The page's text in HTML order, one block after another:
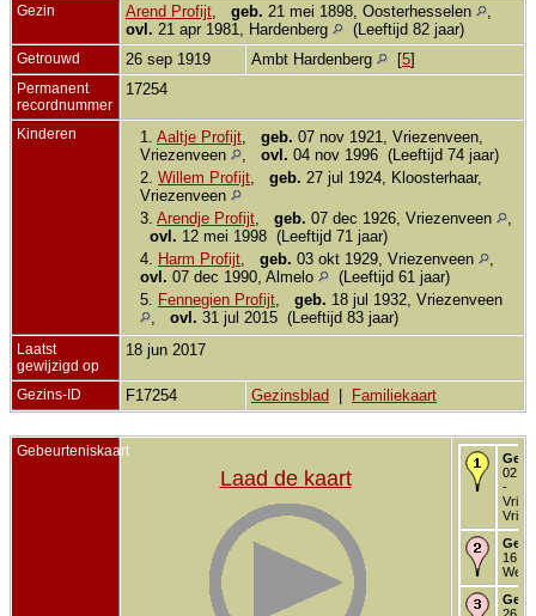
Gezin Arend Profijt geb. 21 mei 1898, Oosterhesselen
ovl. 21 apr 1981, Hardenberg (Leeftijd 82 jaar)
Getrouwd 26 sep 1919 Ambt Hardenberg [5]
Permanent
recordnummer
17254
Kinderen 1. Aaltje Profijt geb. 07 nov 1921, Vriezenveen,
Vriezenveen
ovl. 04 nov 1996 (Leeftijd 74 jaar)
2. Willem Profijt geb. 27 jul 1924, Kloosterhaar,
Vriezenveen
3. Arendje Profijt geb. 07 dec 1926, Vriezenveen
ovl. 12 mei 1998 (Leeftijd 71 jaar)
4.
Harm Profijt geb. 03 okt 1929, Vriezenveen
ovl. 07 dec 1990, Almelo
(Leeftijd 61 jaar)
5.
Fennegien Profijt geb. 18 jul 1932, Vriezenveen
ovl. 31 jul 2015 (Leeftijd 83 jaar)
Laatst
gewijzigd op
18 jun 2017
Gezins-ID F17254 Gezinsblad Familiekaart
Gebeurteniskaart
Laad de kaart
02
-
16